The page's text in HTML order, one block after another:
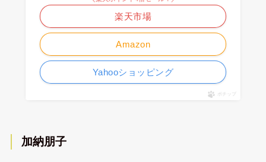
Amazon
楽天市場
Yahooショッピング
ポチップ
加納朋子